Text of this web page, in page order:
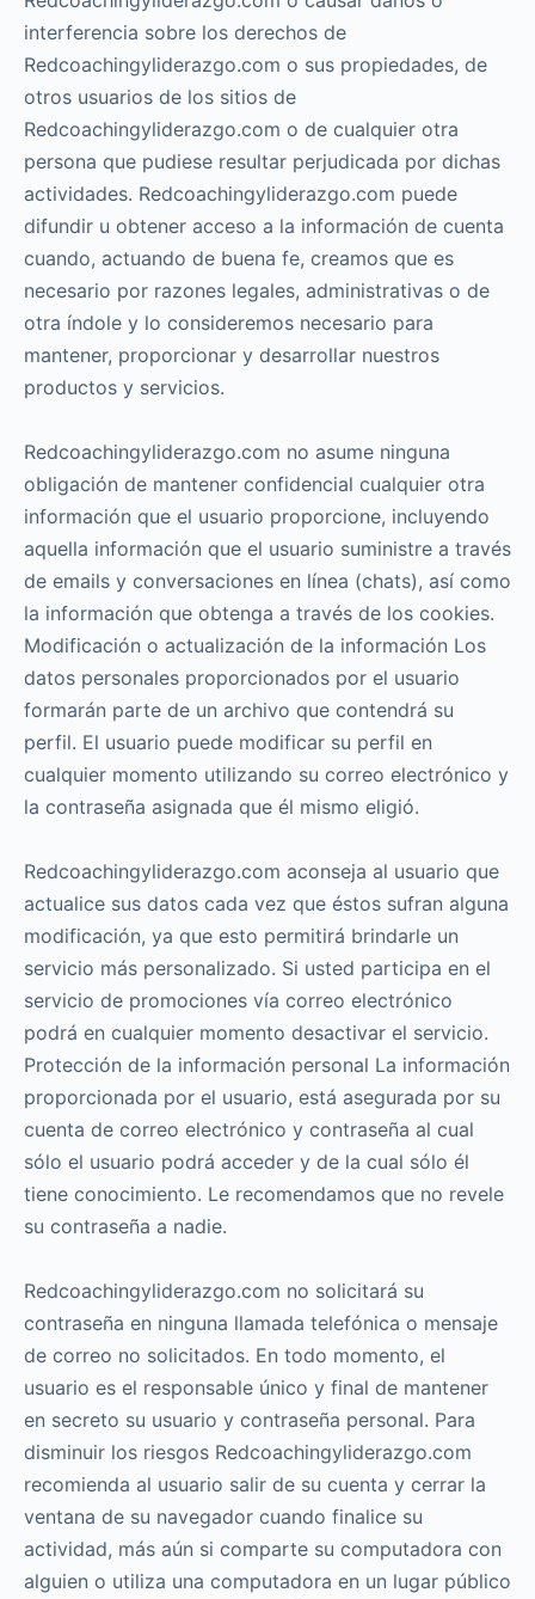
interferencia sobre los derechos de
Redcoachingyliderazgo.com o sus propiedades, de
otros usuarios de los sitios de
Redcoachingyliderazgo.com o de cualquier otra
persona que pudiese resultar perjudicada por dichas
actividades. Redcoachingyliderazgo.com puede
difundir u obtener acceso a la información de cuenta
cuando, actuando de buena fe, creamos que es
necesario por razones legales, administrativas o de
otra índole y lo consideremos necesario para
mantener, proporcionar y desarrollar nuestros
productos y servicios.
Redcoachingyliderazgo.com no asume ninguna
obligación de mantener confidencial cualquier otra
información que el usuario proporcione, incluyendo
aquella información que el usuario suministre a través
de emails y conversaciones en línea (chats), así como
la información que obtenga a través de los cookies.
Modificación o actualización de la información Los
datos personales proporcionados por el usuario
formarán parte de un archivo que contendrá su
perfil. El usuario puede modificar su perfil en
cualquier momento utilizando su correo electrónico y
la contraseña asignada que él mismo eligió.
Redcoachingyliderazgo.com aconseja al usuario que
actualice sus datos cada vez que éstos sufran alguna
modificación, ya que esto permitirá brindarle un
servicio más personalizado. Si usted participa en el
servicio de promociones vía correo electrónico
podrá en cualquier momento desactivar el servicio.
Protección de la información personal La información
proporcionada por el usuario, está asegurada por su
cuenta de correo electrónico y contraseña al cual
sólo el usuario podrá acceder y de la cual sólo él
tiene conocimiento. Le recomendamos que no revele
su contraseña a nadie.
Redcoachingyliderazgo.com no solicitará su
contraseña en ninguna llamada telefónica o mensaje
de correo no solicitados. En todo momento, el
usuario es el responsable único y final de mantener
en secreto su usuario y contraseña personal. Para
disminuir los riesgos Redcoachingyliderazgo.com
recomienda al usuario salir de su cuenta y cerrar la
ventana de su navegador cuando finalice su
actividad, más aún si comparte su computadora con
alguien o utiliza una computadora en un lugar público